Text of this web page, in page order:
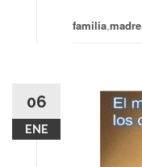
familia,madre
06
ENE